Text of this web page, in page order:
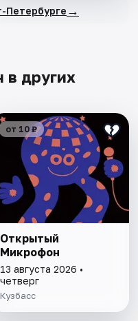
Петербурге →
других
от 10 ₽
Открытый
Микрофон
13 августа 2026 •
четверг
Кузбасс